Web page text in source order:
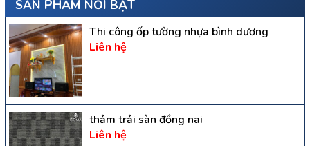
SẢN PHẨM NỔI BẬT
Thi công ốp tường nhựa bình dương
Liên hệ
thảm trải sàn đồng nai
Liên hệ